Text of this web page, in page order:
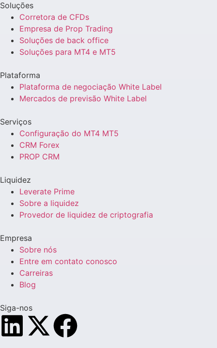
Soluções
Corretora de CFDs
Empresa de Prop Trading
Soluções de back office
Soluções para MT4 e MT5
Plataforma
Plataforma de negociação White Label
Mercados de previsão White Label
Serviços
Configuração do MT4 MT5
CRM Forex
PROP CRM
Liquidez
Leverate Prime
Sobre a liquidez
Provedor de liquidez de criptografia
Empresa
Sobre nós
Entre em contato conosco
Carreiras
Blog
Siga-nos